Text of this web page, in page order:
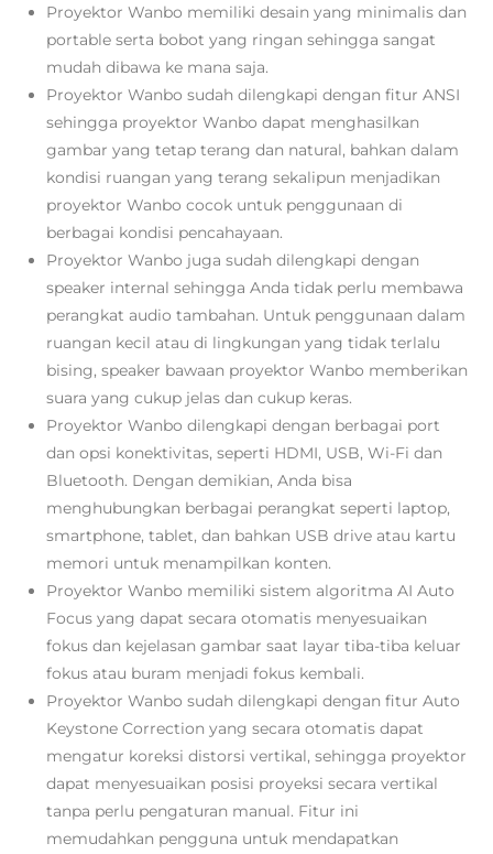
Proyektor Wanbo memiliki desain yang minimalis dan
portable serta bobot yang ringan sehingga sangat
mudah dibawa ke mana saja.
Proyektor Wanbo sudah dilengkapi dengan fitur ANSI
sehingga proyektor Wanbo dapat menghasilkan
gambar yang tetap terang dan natural, bahkan dalam
kondisi ruangan yang terang sekalipun menjadikan
proyektor Wanbo cocok untuk penggunaan di
berbagai kondisi pencahayaan.
Proyektor Wanbo juga sudah dilengkapi dengan
speaker internal sehingga Anda tidak perlu membawa
perangkat audio tambahan. Untuk penggunaan dalam
ruangan kecil atau di lingkungan yang tidak terlalu
bising, speaker bawaan proyektor Wanbo memberikan
suara yang cukup jelas dan cukup keras.
Proyektor Wanbo dilengkapi dengan berbagai port
dan opsi konektivitas, seperti HDMI, USB, Wi-Fi dan
Bluetooth. Dengan demikian, Anda bisa
menghubungkan berbagai perangkat seperti laptop,
smartphone, tablet, dan bahkan USB drive atau kartu
memori untuk menampilkan konten.
Proyektor Wanbo memiliki sistem algoritma AI Auto
Focus yang dapat secara otomatis menyesuaikan
fokus dan kejelasan gambarsaat layar tiba-tiba keluar
fokus atau buram menjadi fokus kembali.
Proyektor Wanbo sudah dilengkapi dengan fitur Auto
Keystone Correction yang secara otomatis dapat
mengatur koreksi distorsi vertikal, sehingga proyektor
dapat menyesuaikan posisi proyeksi secara vertikal
tanpa perlu pengaturan manual. Fitur ini
memudahkan pengguna untuk mendapatkan